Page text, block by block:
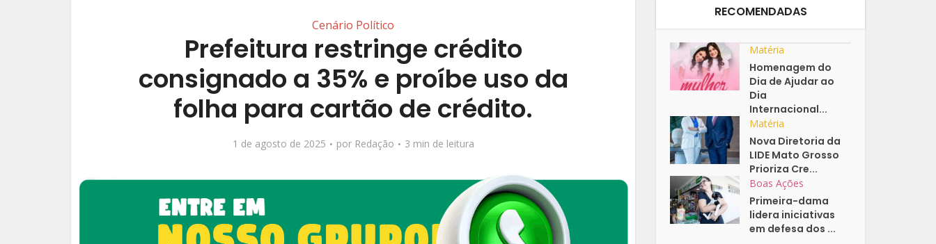
Cenário Político
Prefeitura restringe crédito
consignado a 35% e proíbe uso da
folha para cartão de crédito.
1 de agosto de 2025 por Redação 3 min de leitura
RECOMENDADAS
Matéria
Homenagem do
Dia de Ajudar ao
Dia
Internacional...
Matéria
Nova Diretoria da
LIDE Mato Grosso
Prioriza Cre...
Boas Ações
Primeira-dama
lidera iniciativas
em defesa dos ...